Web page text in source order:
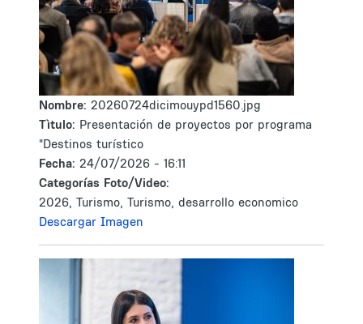
Nombre: 20260724dicimouypd1560.jpg
Tìtulo: Presentación de proyectos por programa
"Destinos turístico
Fecha: 24/07/2026 - 16:11
Categorías Foto/Video:
2026, Turismo, Turismo, desarrollo economico
Descargar Imagen